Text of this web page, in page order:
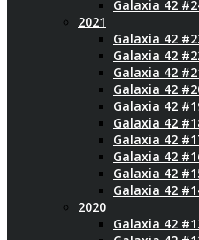
Galaxia 42
2021
Galaxia 42
Galaxia 42
Galaxia 42
Galaxia 42
Galaxia 42
Galaxia 42
Galaxia 42
Galaxia 42
Galaxia 42
Galaxia 42
2020
Galaxia 42